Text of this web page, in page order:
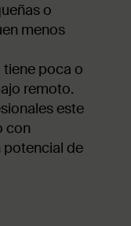
o
menos
poca o
remoto.
este
con
potencial de